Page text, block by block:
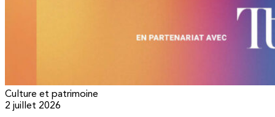
Culture et patrimoine
2 juillet 2026